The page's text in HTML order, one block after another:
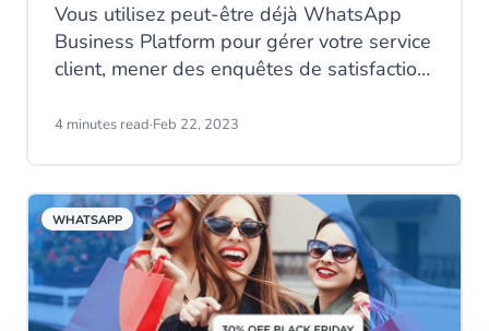
Vous utilisez peut-être déjà WhatsApp
Business Platform pour gérer votre service
client, mener des enquêtes de satisfaction
Mais de nombreuses personnes ignorent
WhatsApp : un moyen très innovant et
efficace de booster votre potentiel de
vente sur l’un des canaux de messagerie
en ligne les plus populaires au monde.
4 minutes read·Feb 22, 2023
WHATSAPP